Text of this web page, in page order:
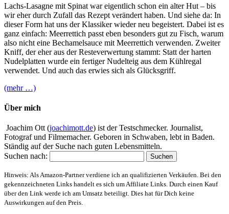
Lachs-Lasagne mit Spinat war eigentlich schon ein alter Hut – bis
wir eher durch Zufall das Rezept verändert haben. Und siehe da: In
dieser Form hat uns der Klassiker wieder neu begeistert. Dabei ist es
ganz einfach: Meerrettich passt eben besonders gut zu Fisch, warum
also nicht eine Bechamelsauce mit Meerrettich verwenden. Zweiter
Kniff, der eher aus der Resteverwertung stammt: Statt der harten
Nudelplatten wurde ein fertiger Nudelteig aus dem Kühlregal
verwendet. Und auch das erwies sich als Glücksgriff.
(mehr …)
Über mich
Joachim Ott (joachimott.de) ist der Testschmecker. Journalist,
Fotograf und Filmemacher. Geboren in Schwaben, lebt in Baden.
Ständig auf der Suche nach guten Lebensmitteln.
Suchen nach:
Hinweis: Als Amazon-Partner verdiene ich an qualifizierten Verkäufen. Bei den
gekennzeichneten Links handelt es sich um Affiliate Links. Durch einen Kauf
über den Link werde ich am Umsatz beteiligt. Dies hat für Dich keine
Auswirkungen auf den Preis.